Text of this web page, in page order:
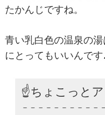
たかんじですね。
青い乳白色の温泉の
にとってもいいんです
☝ちょこっと
－－－－－－－－－－